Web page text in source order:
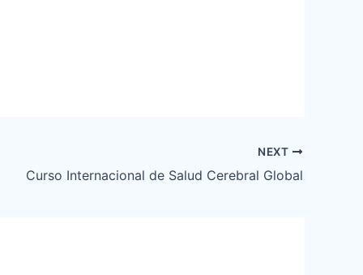
NEXT
Curso Internacional de Salud Cerebral Global